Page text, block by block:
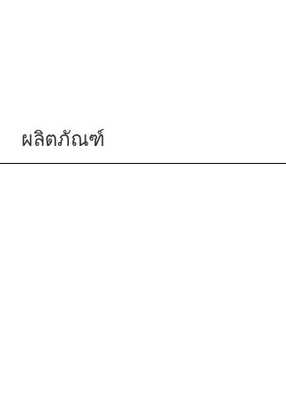
ผลิตภัณฑ์